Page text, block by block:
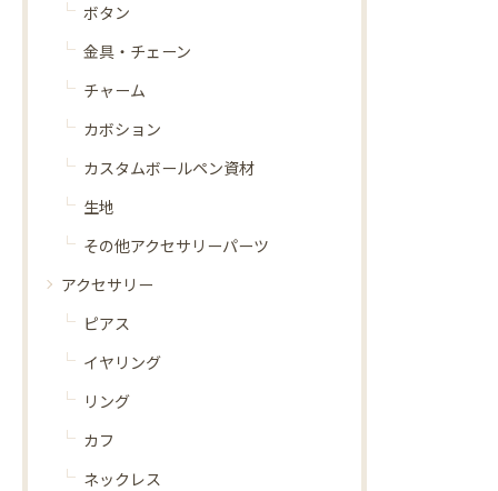
ボタン
金具・チェーン
チャーム
カボション
カスタムボールペン資材
生地
その他アクセサリーパーツ
アクセサリー
ピアス
イヤリング
リング
カフ
ネックレス